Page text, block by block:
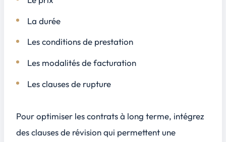
La durée
Les conditions de prestation
Les modalités de facturation
Les clauses de rupture
Pour optimiser les contrats à long terme, intégrez
des clauses de révision qui permettent une